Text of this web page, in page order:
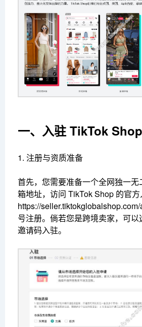
一、入驻 TikTok Shop
1. 注册与资质准备
首先，您需要准备一个全网独一
箱地址，访问 TikTok Shop 的官
https://
号注册。倘若您是跨境卖家，可
邀请码入驻。